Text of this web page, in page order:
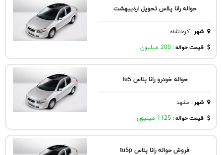
حواله رانا پلاس تحویل اردیبهشت
شهر:كرمانشاه
قیمت حواله : 200 میلیون
حواله خودرو رانا پلاس tu5
شهر: مشهد
قیمت حواله :1125 میلیون
فروش حواله رانا پلاس tu5p